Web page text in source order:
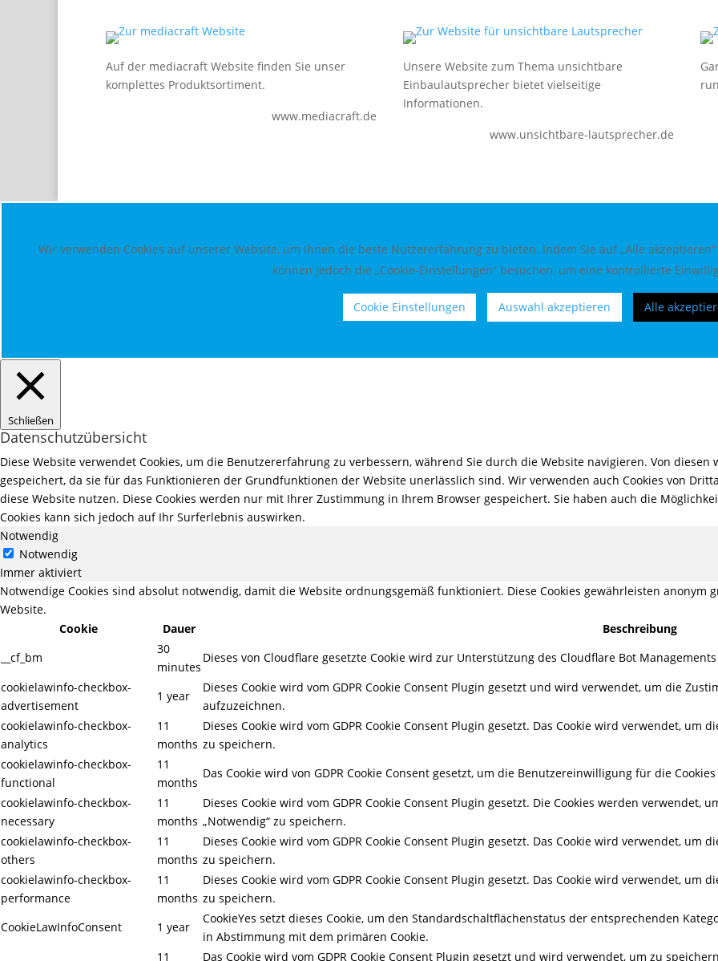
Auf der mediacraft Website finden Sie unser
komplettes Produktsortiment.
www.mediacraft.de
Unsere Website zum Thema unsichtbare
Einbaulautsprecher bietet vielseitige
Informationen.
www.unsichtbare-lautsprecher.de
Wir verwenden Cookies auf unserer Website, um Ihnen die beste Nutzererfahrung zu bieten. Indem Sie auf „Alle akzeptieren“
können jedoch die „Cookie-Einstellungen“ besuchen, um eine kontrollierte
Cookie Einstellungen Auswahl akzeptieren Alle
Schließen
Datenschutzübersicht
Diese Website verwendet Cookies, um die Benutzererfahrung zu verbessern, während Sie durch die Website navigieren. Von
gespeichert, da sie für das Funktionieren der Grundfunktionen der Website unerlässlich sind. Wir verwenden auch Cookies von
diese Website nutzen. Diese Cookies werden nur mit Ihrer Zustimmung in Ihrem Browser gespeichert. Sie haben auch die
Cookies kann sich jedoch auf Ihr Surferlebnis auswirken.
Notwendig
Notwendig
Immer aktiviert
Notwendige Cookies sind absolut notwendig, damit die Website ordnungsgemäß funktioniert. Diese Cookies gewährleisten
Website.
Cookie
Dauer
Beschreibung
__cf_bm
30
minutes
Dieses von Cloudflare gesetzte Cookie wird zur Unterstützung des Cloudflare Bot
cookielawinfo-checkbox-
advertisement
1 year
Dieses Cookie wird vom GDPR Cookie Consent Plugin gesetzt und wird verwendet, um die
aufzuzeichnen.
cookielawinfo-checkbox-
analytics
11
months
Dieses Cookie wird vom GDPR Cookie Consent Plugin gesetzt. Das Cookie wird verwendet,
zu speichern.
cookielawinfo-checkbox-
functional
11
months
Das Cookie wird von GDPR Cookie Consent gesetzt, um die Benutzereinwilligung für die
cookielawinfo-checkbox-
necessary
11
months
Dieses Cookie wird vom GDPR Cookie Consent Plugin gesetzt. Die Cookies werden
„Notwendig“ zu speichern.
cookielawinfo-checkbox-
others
11
months
Dieses Cookie wird vom GDPR Cookie Consent Plugin gesetzt. Das Cookie wird verwendet,
zu speichern.
cookielawinfo-checkbox-
performance
11
months
Dieses Cookie wird vom GDPR Cookie Consent Plugin gesetzt. Das Cookie wird verwendet,
zu speichern.
CookieLawInfoConsent
1 year
CookieYes setzt dieses Cookie, um den Standardschaltflächenstatus der entsprechenden
in Abstimmung mit dem primären Cookie.
11 Das Cookie wird vom GDPR Cookie Consent Plugin gesetzt und wird verwendet, um zu